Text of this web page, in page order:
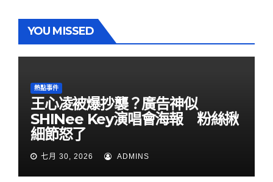
YOU MISSED
熱點事件
王心凌被爆抄襲？廣告神似
SHINee Key演唱會海報 粉絲揪
細節怒了
七月 30, 2026 ADMINS